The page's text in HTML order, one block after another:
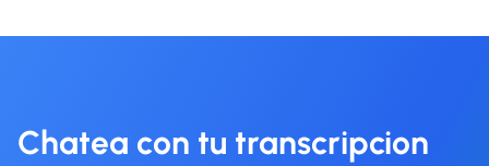
Chatea con tu transcripcion